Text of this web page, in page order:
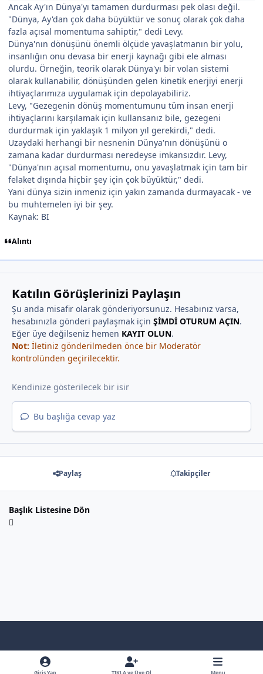
Ancak Ay'ın Dünya'yı tamamen durdurması pek olası değil.
"Dünya, Ay'dan çok daha büyüktür ve sonuç olarak çok daha
fazla açısal momentuma sahiptir," dedi Levy.
Dünya'nın dönüşünü önemli ölçüde yavaşlatmanın bir yolu,
insanlığın onu devasa bir enerji kaynağı gibi ele alması
olurdu. Örneğin, teorik olarak Dünya'yı bir volan sistemi
olarak kullanabilir, dönüşünden gelen kinetik enerjiyi enerji
ihtiyaçlarımıza uygulamak için depolayabiliriz.
Levy, "Gezegenin dönüş momentumunu tüm insan enerji
ihtiyaçlarını karşılamak için kullansanız bile, gezegeni
durdurmak için yaklaşık 1 milyon yıl gerekirdi," dedi.
Uzaydaki herhangi bir nesnenin Dünya'nın dönüşünü o
zamana kadar durdurması neredeyse imkansızdır. Levy,
"Dünya'nın açısal momentumu, onu yavaşlatmak için tam bir
felaket dışında hiçbir şey için çok büyüktür," dedi.
Yani dünya sizin inmeniz için yakın zamanda durmayacak - ve
bu muhtemelen iyi bir şey.
Kaynak: BI
Alıntı
Katılın Görüşlerinizi Paylaşın
Şu anda misafir olarak gönderiyorsunuz. Hesabınız varsa,
hesabınızla gönderi paylaşmak için ŞİMDİ OTURUM AÇIN.
Eğer üye değilseniz hemen KAYIT OLUN.
Not: İletiniz gönderilmeden önce bir Moderatör
kontrolünden geçirilecektir.
Bu başlığa cevap yaz
Paylaş Takipçiler
Başlık Listesine Dön
Light ModeDark Mode
y
o